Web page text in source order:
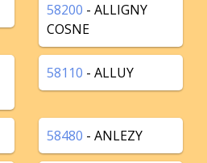
58200 - ALLIGNY
COSNE
58110 - ALLUY
58480 - ANLEZY